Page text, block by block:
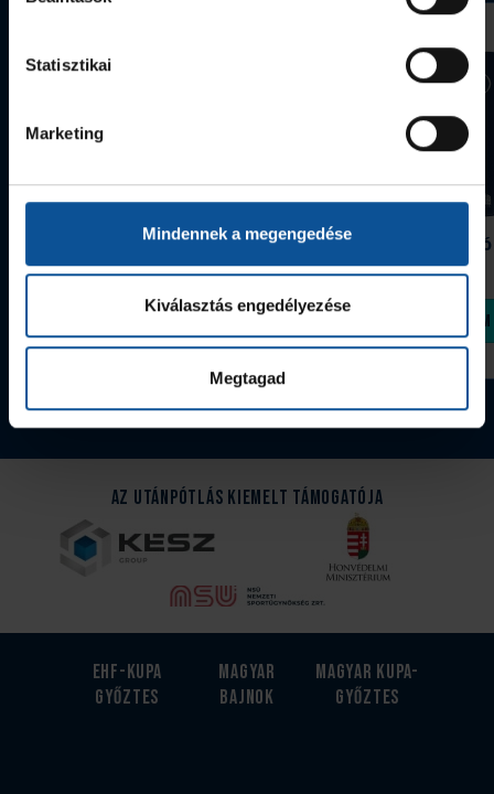
Statisztikai
Marketing
Mindennek a megengedése
Kiválasztás engedélyezése
Megtagad
Grafitceruza 25/26
390 Ft
Szeged
Megvásárolom
Az Utánpótlás kiemelt támogatója
EHF-Kupa
győztes
Magyar
bajnok
Magyar kupa-
győztes